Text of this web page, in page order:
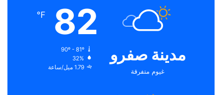
مدينة صفرو
غيوم متفرقة
82
℉
90º - 81º
32%
1.79 ميل/ساعة